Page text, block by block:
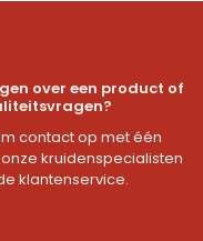
over een product of
contact op met één
kruidenspecialisten
klantenservice.